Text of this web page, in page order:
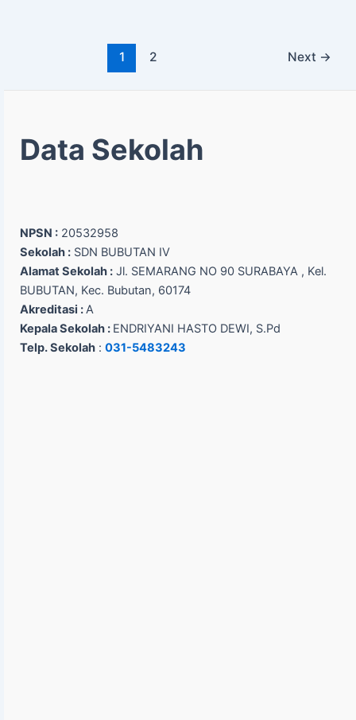
1 2 Next →
Data Sekolah
NPSN : 20532958
Sekolah : SDN BUBUTAN IV
Alamat Sekolah : Jl. SEMARANG NO 90 SURABAYA , Kel.
BUBUTAN, Kec. Bubutan, 60174
Akreditasi :A
Kepala Sekolah : ENDRIYANI HASTO DEWI, S.Pd
Telp. Sekolah : 031-5483243